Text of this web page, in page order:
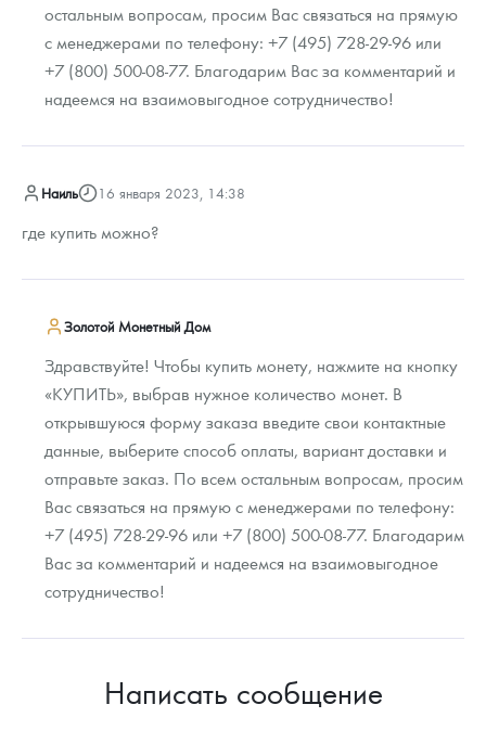
остальным вопросам, просим Вас связаться на прямую
с менеджерами по телефону: +7 (495) 728-29-96 или
+7 (800) 500-08-77. Благодарим Вас за комментарий и
надеемся на взаимовыгодное сотрудничество!
Наиль 16 января 2023, 14:38
где купить можно?
Золотой Монетный Дом
Здравствуйте! Чтобы купить монету, нажмите на кнопку
«КУПИТЬ», выбрав нужное количество монет. В
открывшуюся форму заказа введите свои контактные
данные, выберите способ оплаты, вариант доставки и
отправьте заказ. По всем остальным вопросам, просим
Вас связаться на прямую с менеджерами по телефону:
+7 (495) 728-29-96 или +7 (800) 500-08-77. Благодарим
Вас за комментарий и надеемся на взаимовыгодное
сотрудничество!
Написать сообщение